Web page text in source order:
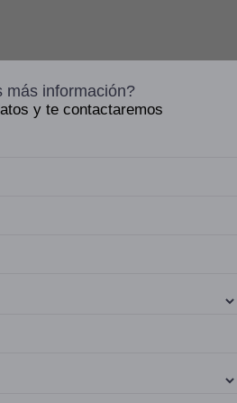
más información?
y te contactaremos